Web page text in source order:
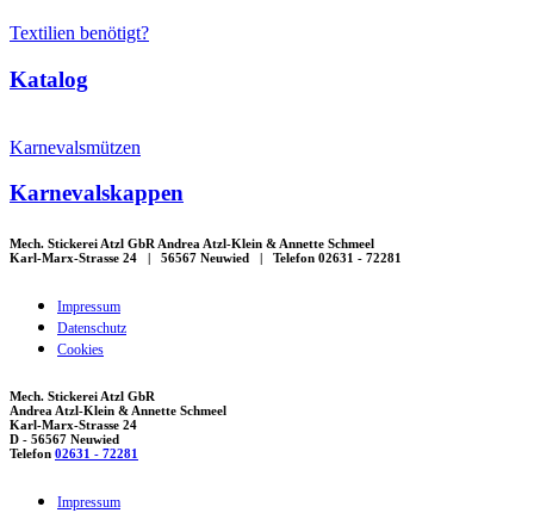
Textilien benötigt?
Katalog
Karnevalsmützen
Karnevalskappen
Mech. Stickerei Atzl GbR Andrea Atzl-Klein & Annette Schmeel
Karl-Marx-Strasse 24 | 56567 Neuwied | Telefon 02631 - 72281
Impressum
Datenschutz
Cookies
Mech. Stickerei Atzl GbR
Andrea Atzl-Klein & Annette Schmeel
Karl-Marx-Strasse 24
D - 56567 Neuwied
Telefon 02631 - 72281
Impressum